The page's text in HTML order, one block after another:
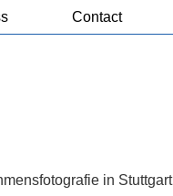
Contact
in Stuttgart